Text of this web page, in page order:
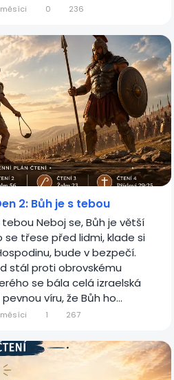
0 236
2: Bůh je s tebou
Neboj se, Bůh je větší
se třese před lidmi, klade si
bude v bezpečí.
stál proti obrovskému
se bála celá izraelská
víru, že Bůh ho...
1 267